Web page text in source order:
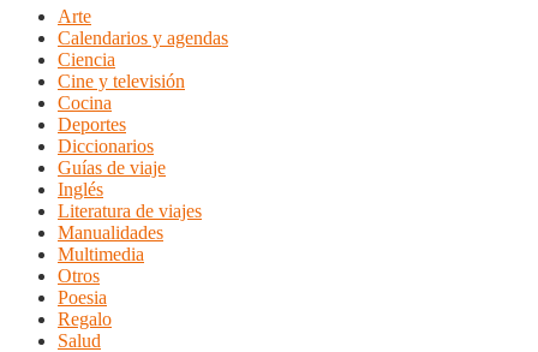
Arte
Calendarios y agendas
Ciencia
Cine y televisión
Cocina
Deportes
Diccionarios
Guías de viaje
Inglés
Literatura de viajes
Manualidades
Multimedia
Otros
Poesia
Regalo
Salud